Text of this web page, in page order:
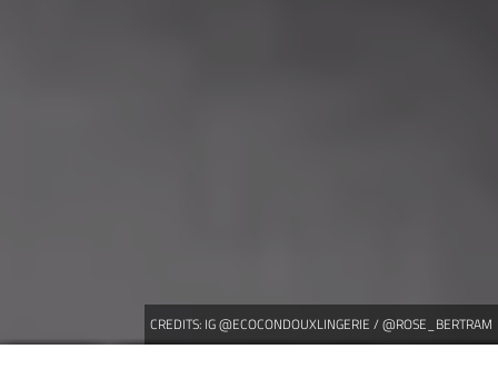
CREDITS: IG @ECOCONDOUXLINGERIE / @ROSE_BERTRAM